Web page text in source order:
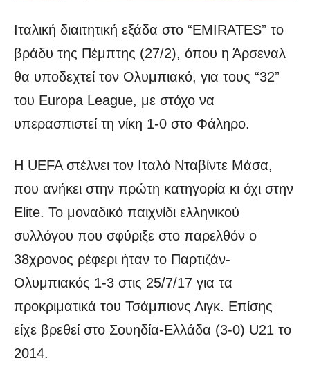
Ιταλική διαιτητική εξάδα στο “EMIRATES” το
βράδυ της Πέμπτης (27/2), όπου η Άρσεναλ
θα υποδεχτεί τον Ολυμπιακό, για τους “32”
του Europa League, με στόχο να
υπερασπιστεί τη νίκη 1-0 στο Φάληρο.
Η UEFA στέλνει τον Ιταλό Νταβίντε Μάσα,
που ανήκει στην πρώτη κατηγορία κι όχι στην
Elite. Το μοναδικό παιχνίδι ελληνικού
συλλόγου που σφύριξε στο παρελθόν ο
38χρονος ρέφερι ήταν το Παρτιζάν-
Ολυμπιακός 1-3 στις 25/7/17 για τα
προκριματικά του Τσάμπιονς Λιγκ. Επίσης
είχε βρεθεί στο Σουηδία-Ελλάδα (3-0) U21 το
2014.